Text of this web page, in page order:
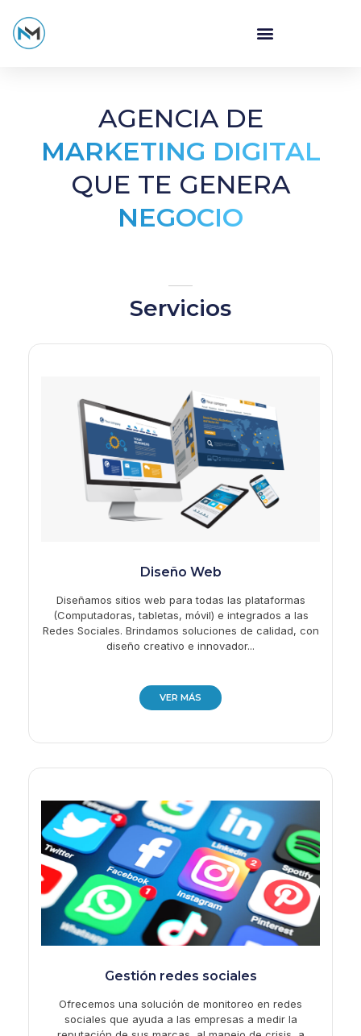
AGENCIA DE
MARKETING DIGITAL
QUE TE GENERA
NEGOCIO
Servicios
Diseño Web
Diseñamos sitios web para todas las plataformas
(Computadoras, tabletas, móvil) e integrados a las
Redes Sociales. Brindamos soluciones de calidad, con
diseño creativo e innovador...
VER MÁS
Gestión redes sociales
Ofrecemos una solución de monitoreo en redes
sociales que ayuda a las empresas a medir la